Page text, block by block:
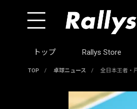
トップ Rallys Store
TOP / 卓球ニュース / 全日本王者・